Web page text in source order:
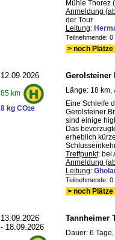
Mühle Thorez
Anmeldung
der Tour
Leitung:
Teilnehmende:
> noch
12.09.2026
85 km
8 kg CO2e
Gerolsteiner
Länge: 18 km,
Eine Schleife
Gerolsteiner
sind einige
Das
erheblich
Treffpunkt: bei
Anmeldung
Leitung:
Teilnehmende:
> noch
13.09.2026
- 18.09.2026
Tannheimer
Dauer: 6